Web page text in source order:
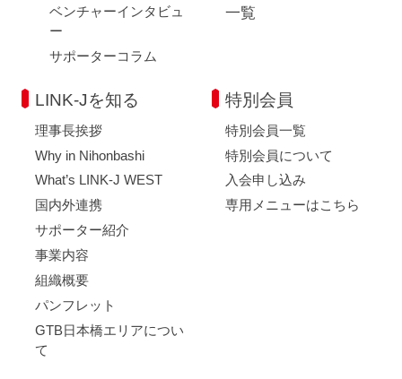
ベンチャーインタビュ
ー
サポーターコラム
一覧
LINK-Jを知る
理事長挨拶
Why in Nihonbashi
What’s LINK-J WEST
国内外連携
サポーター紹介
事業内容
組織概要
パンフレット
GTB日本橋エリアについ
て
特別会員
特別会員一覧
特別会員について
入会申し込み
専用メニューはこちら